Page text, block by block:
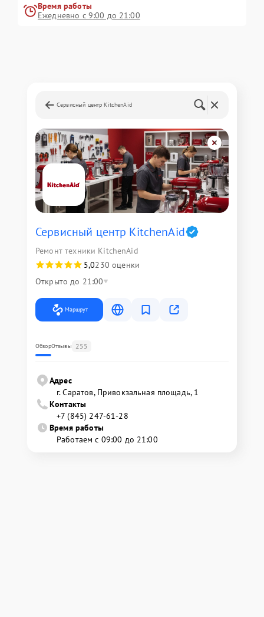
Время работы
Ежедневно с 9:00 до 21:00
Сервисный центр KitchenAid
Сервисный центр KitchenAid
Ремонт техники KitchenAid
5,0230 оценки
Открыто до 21:00
Маршрут
ОбзорОтзывы 255
Адрес
г. Саратов, Привокзальная площадь, 1
Контакты
+7 (845) 247-61-28
Время работы
Работаем с 09:00 до 21:00